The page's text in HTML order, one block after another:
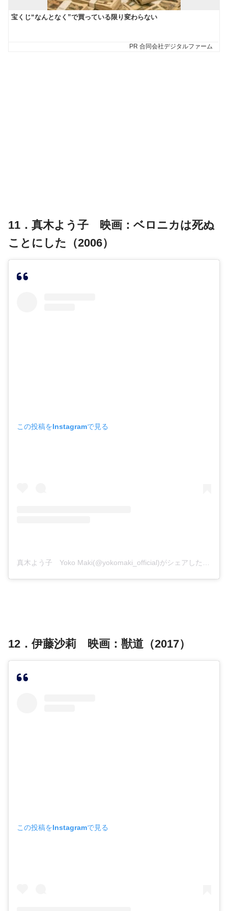
11．真木よう子 映画：ベロニカは死ぬ
ことにした（2006）
この投稿をInstagramで見る
12．伊藤沙莉 映画：獣道（2017）
この投稿をInstagramで見る